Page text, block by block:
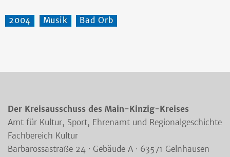
2004 Musik Bad Orb
Der Kreisausschuss des Main-Kinzig-Kreises
Amt für Kultur, Sport, Ehrenamt und Regionalgeschichte
Fachbereich Kultur
Barbarossastraße 24 · Gebäude A · 63571 Gelnhausen